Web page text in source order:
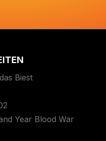
Biest
Year Blood War